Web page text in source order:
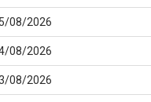
08/2026
08/2026
08/2026